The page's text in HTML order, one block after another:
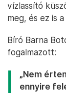
vízlassító
meg, és ez is
Bíró Barna
fogalmazott:
„Nem
ennyire